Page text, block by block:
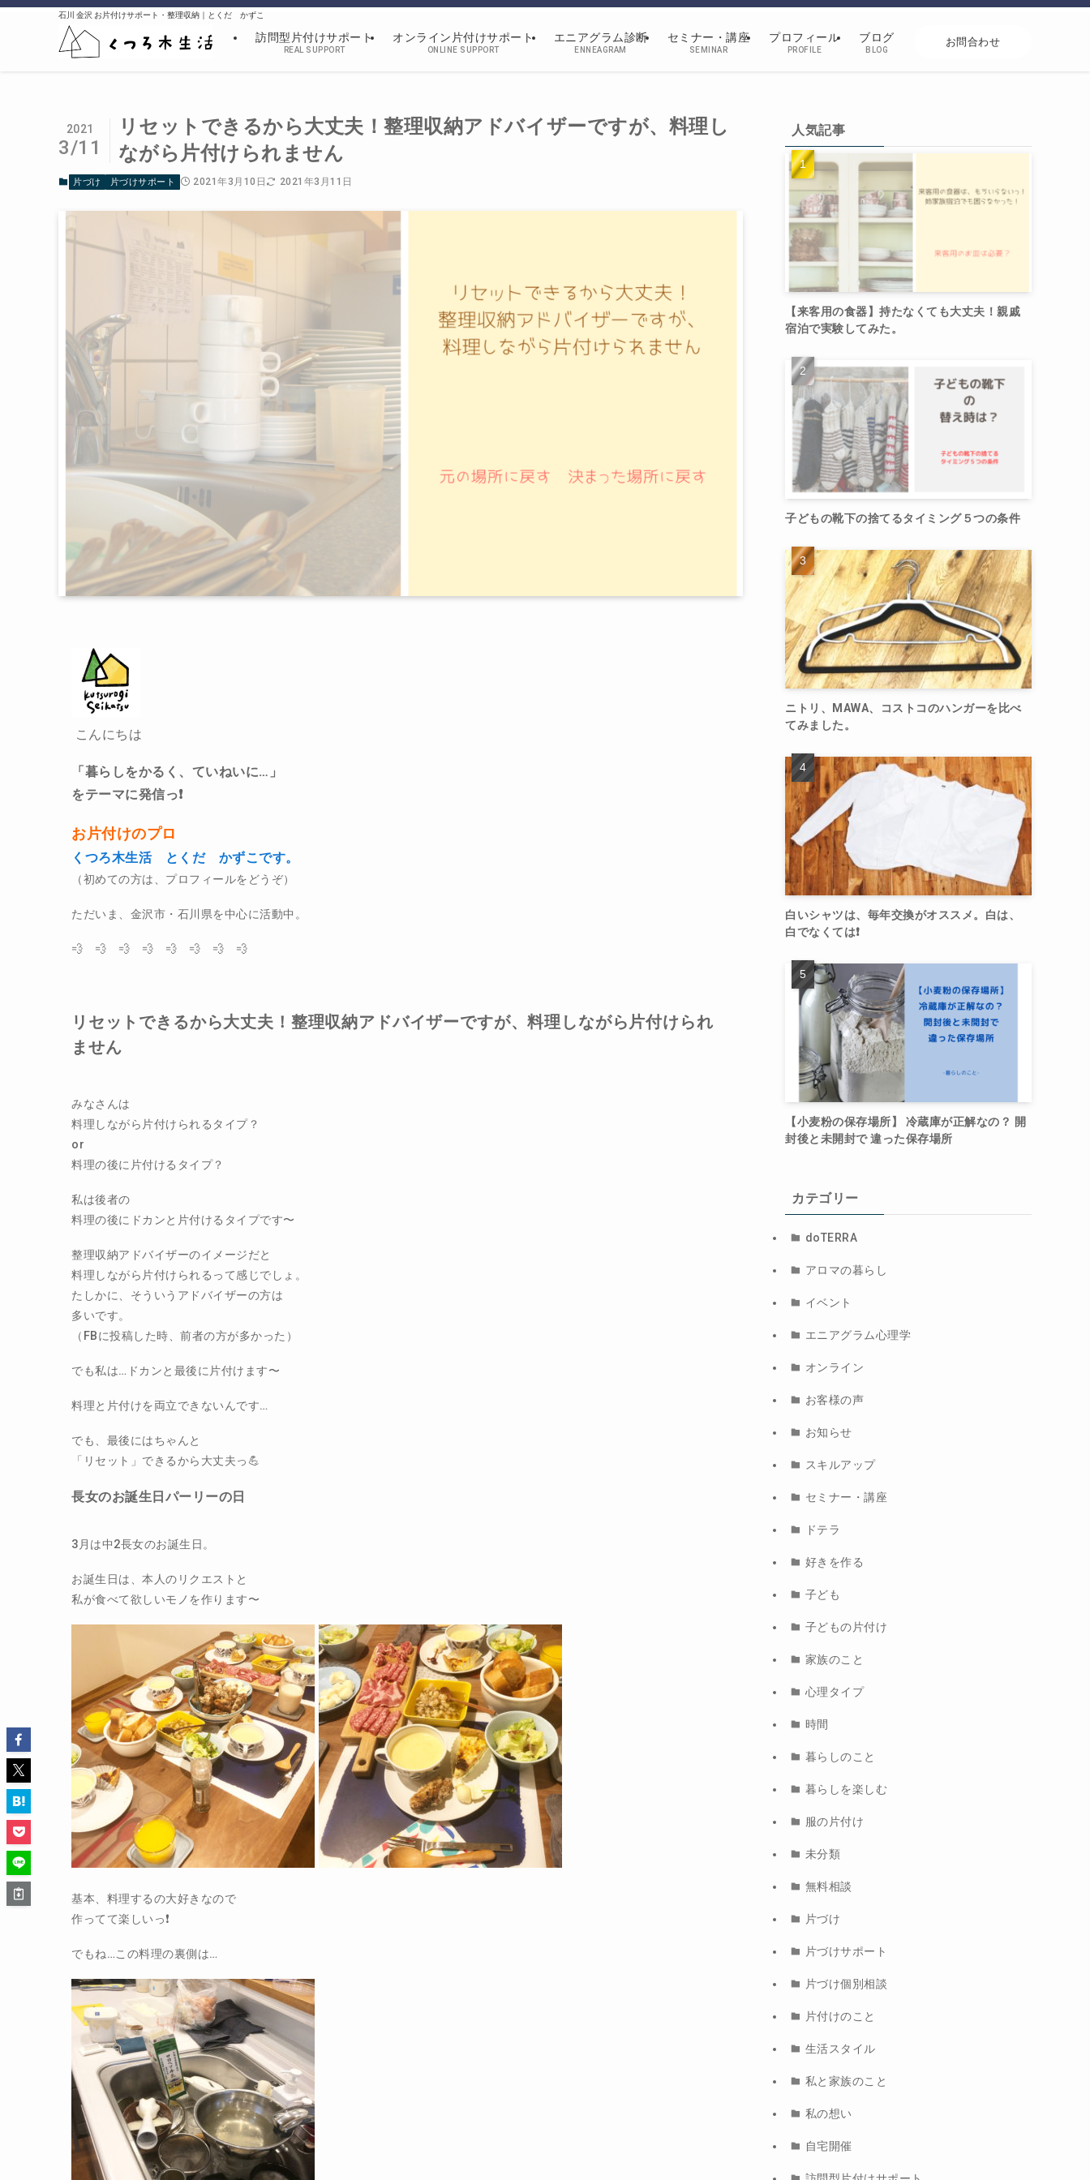
石川 金沢 お片付けサポート・整理収納｜とくだ かずこ
訪問型片付けサポート
REAL SUPPORT
オンライン片付けサポート
ONLINE SUPPORT
エニアグラム診断
ENNEAGRAM
セミナー・講座
SEMINAR
プロフィール
PROFILE
ブログ
BLOG
お問合わせ
リセットできるから大丈夫！整理収納アドバイザーですが、料理し
ながら片付けられません
2021
3/11
片づけ 片づけサポート 2021年3月10日 2021年3月11日
こんにちは
「暮らしをかるく、ていねいに…」
をテーマに発信っ❗️
お片付けのプロ
くつろ木生活 とくだ かずこです。
（初めての方は、プロフィールをどうぞ）
ただいま、金沢市・石川県を中心に活動中。
💨 💨 💨 💨 💨 💨 💨 💨
リセットできるから大丈夫！整理収納アドバイザーですが、料理しながら片付けられ
ません
みなさんは
料理しながら片付けられるタイプ？
or
料理の後に片付けるタイプ？
私は後者の
料理の後にドカンと片付けるタイプです〜
整理収納アドバイザーのイメージだと
料理しながら片付けられるって感じでしょ。
たしかに、そういうアドバイザーの方は
多いです。
（FBに投稿した時、前者の方が多かった）
でも私は…ドカンと最後に片付けます〜
料理と片付けを両立できないんです…
でも、最後にはちゃんと
「リセット」できるから大丈夫っ💪
長女のお誕生日パーリーの日
3月は中2長女のお誕生日。
お誕生日は、本人のリクエストと
私が食べて欲しいモノを作ります〜
基本、料理するの大好きなので
作ってて楽しいっ❗️
でもね…この料理の裏側は…
人気記事
【来客用の食器】持たなくても大丈夫！親戚
宿泊で実験してみた。
子どもの靴下の捨てるタイミング５つの条件
ニトリ、MAWA、コストコのハンガーを比べ
てみました。
白いシャツは、毎年交換がオススメ。白は、
白でなくては❗️
【小麦粉の保存場所】 冷蔵庫が正解なの？ 開
封後と未開封で 違った保存場所
カテゴリー
doTERRA
アロマの暮らし
イベント
エニアグラム心理学
オンライン
お客様の声
お知らせ
スキルアップ
セミナー・講座
ドテラ
好きを作る
子ども
子どもの片付け
家族のこと
心理タイプ
時間
暮らしのこと
暮らしを楽しむ
服の片付け
未分類
無料相談
片づけ
片づけサポート
片づけ個別相談
片付けのこと
生活スタイル
私と家族のこと
私の想い
自宅開催